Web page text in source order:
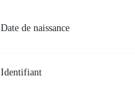
Date de naissance
Identifiant